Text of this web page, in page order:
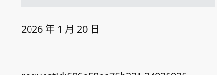
2026 年 1 月 20 日